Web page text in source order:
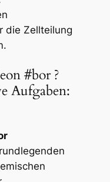
die Zellteilung
#bor ?
Aufgaben: